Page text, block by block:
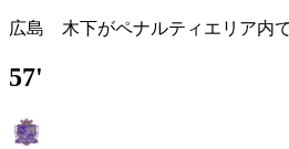
広島 木下がペナルティエリア内
57'